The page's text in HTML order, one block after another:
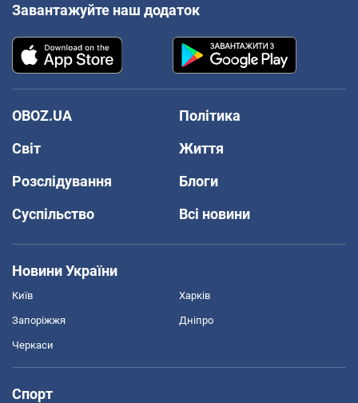
Завантажуйте наш додаток
OBOZ.UA
Політика
Світ
Життя
Розслідування
Блоги
Суспільство
Всі новини
Новини України
Київ Харків
Запоріжжя Дніпро
Черкаси
Спорт